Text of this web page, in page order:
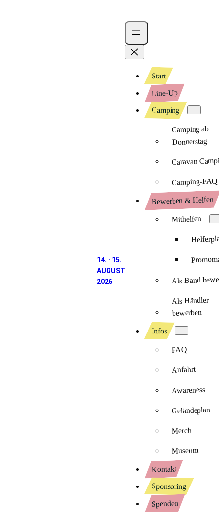
14. - 15.
AUGUST
2026
Start
Line-Up
Camping
Camping ab
Donnerstag
Caravan
Camping-FAQ
Bewerben & Helfen
Mithelfen
Als Band
Als Händler
bewerben
Infos
FAQ
Anfahrt
Awareness
Geländeplan
Merch
Museum
Kontakt
Sponsoring
Spenden